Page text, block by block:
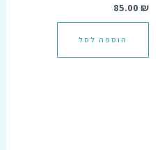
85.00 ₪
הוספה לסל